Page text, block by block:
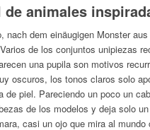
de animales
nach dem einäugigen Monster
de los conjuntos unipiezas
una pupila son motivos
oscuros, los tonos claros solo
de piel. Pareciendo un poco un
de los modelos y deja solo
casi un ojo que mira al mundo